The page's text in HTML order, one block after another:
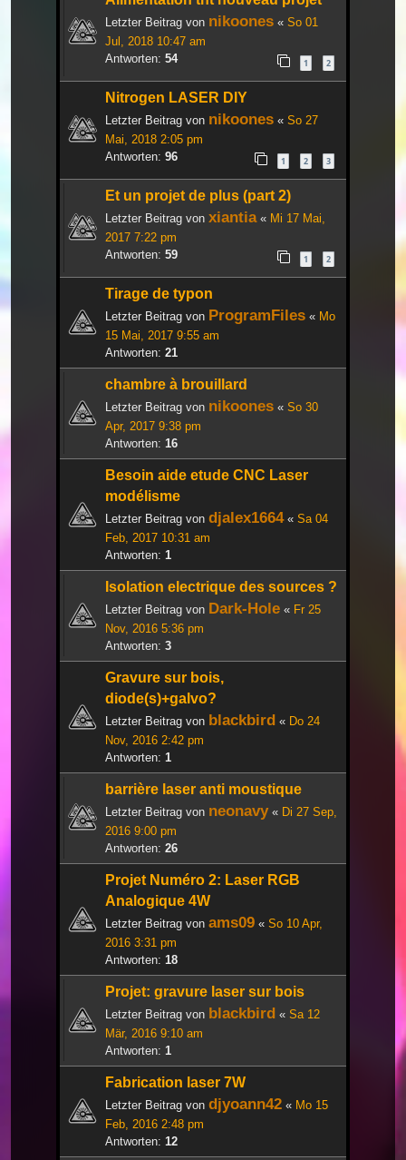
Letzter Beitrag von nikoones « So 01
Jul, 2018 10:47 am
Antworten: 54 1 2
Nitrogen LASER DIY
Letzter Beitrag von nikoones « So 27
Mai, 2018 2:05 pm
Antworten: 96 1 2 3
Et un projet de plus (part 2)
Letzter Beitrag von xiantia« Mi 17 Mai,
2017 7:22 pm
Antworten: 59 1 2
Tirage de typon
Letzter Beitrag von ProgramFiles « Mo
15 Mai, 2017 9:55 am
Antworten: 21
chambre à brouillard
Letzter Beitrag von nikoones « So 30
Apr, 2017 9:38 pm
Antworten: 16
Besoin aide etude CNC Laser
modélisme
Letzter Beitrag von djalex1664« Sa 04
Feb, 2017 10:31 am
Antworten: 1
Isolation electrique des sources ?
Letzter Beitrag von Dark-Hole « Fr 25
Nov, 2016 5:36 pm
Antworten: 3
Gravure sur bois,
diode(s)+galvo?
Letzter Beitrag von blackbird « Do 24
Nov, 2016 2:42 pm
Antworten: 1
barrière laser anti moustique
Letzter Beitrag von neonavy« Di 27 Sep,
2016 9:00 pm
Antworten: 26
Projet Numéro 2: Laser RGB
Analogique 4W
Letzter Beitrag von ams09 « So 10 Apr,
2016 3:31 pm
Antworten: 18
Projet: gravure laser sur bois
Letzter Beitrag von blackbird « Sa 12
Mär, 2016 9:10 am
Antworten: 1
Fabrication laser 7W
Letzter Beitrag von djyoann42 « Mo 15
Feb, 2016 2:48 pm
Antworten: 12